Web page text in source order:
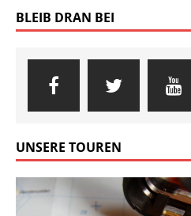
BLEIB DRAN BEI
UNSERE TOUREN